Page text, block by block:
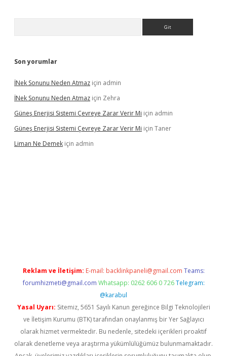
Son yorumlar
İNek Sonunu Neden Atmaz için admin
İNek Sonunu Neden Atmaz için Zehra
Güneş Enerjisi Sistemi Çevreye Zarar Verir Mi için admin
Güneş Enerjisi Sistemi Çevreye Zarar Verir Mi için Taner
Liman Ne Demek için admin
Reklam ve İletişim: E-mail: backlinkpaneli@gmail.com Teams:
forumhizmeti@gmail.com Whatsapp: 0262 606 0 726 Telegram:
@karabul
Yasal Uyarı: Sitemiz, 5651 Sayılı Kanun gereğince Bilgi Teknolojileri
ve İletişim Kurumu (BTK) tarafından onaylanmış bir Yer Sağlayıcı
olarak hizmet vermektedir. Bu nedenle, sitedeki içerikleri proaktif
olarak denetleme veya araştırma yükümlülüğümüz bulunmamaktadır.